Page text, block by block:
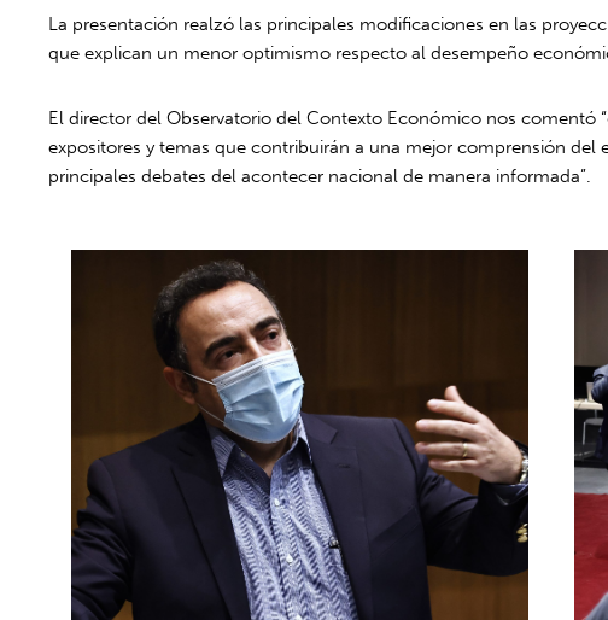
La presentación realzó las principales modificaciones en las
que explican un menor optimismo respecto al desempeño
El director del Observatorio del Contexto Económico nos comentó
expositores y temas que contribuirán a una mejor comprensión
principales debates del acontecer nacional de manera informada”.